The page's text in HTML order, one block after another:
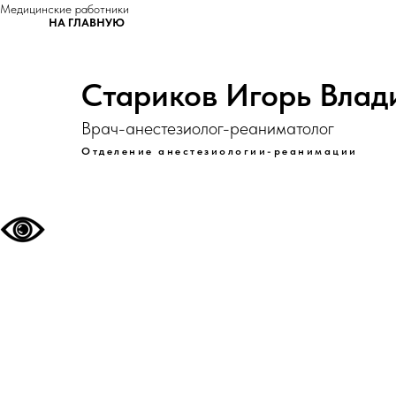
Медицинские работники
Стариков Игорь
Врач-анестезиолог-реаниматолог
Отделение анестезиологии-реанимации
НА ГЛАВНУЮ